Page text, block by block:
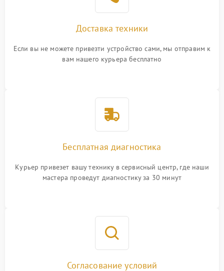
Доставка техники
Если вы не можете привезти устройство сами, мы отправим к
вам нашего курьера бесплатно
Бесплатная диагностика
Курьер привезет вашу технику в сервисный центр, где наши
мастера проведут диагностику за 30 минут
Согласование условий